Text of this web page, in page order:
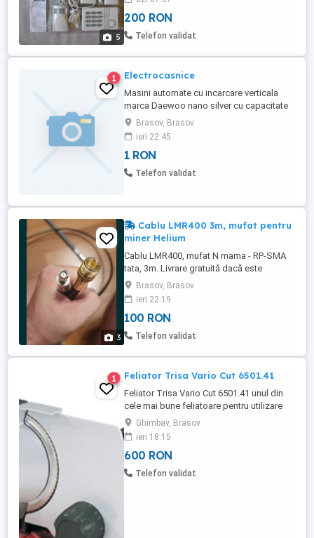
5
Ofer si prospectul original cu ajutorul
caruia se poate monta usor. Este foarte
util pentru cabane si pensiuni care nu au
200 RON
Telefon validat
1 Electrocasnice
Masini automate cu incarcare verticala
marca Daewoo nano silver cu capacitate
mare care are diferite functiuni in stare
buna de functionare.Pret 1500 lei Masina
de spalat Artic A+++nou ,incarcare
orizontala.Pret 2000lei Aragaz Arctic , 4
ochiuri aprindere electric , cuptor cu
Brasov, Brasov
ieri 22:45
1 RON
Telefon validat
3
Cablu LMR400 3m, mufat pentru
miner Helium
Cablu LMR400, mufat N mama - RP-SMA
tata, 3m. Livrare gratuită dacă este
disponibilă (Publi24 oferă o livrare gratuită
pe lună). Pret FIX.
Brasov, Brasov
ieri 22:19
100 RON
Telefon validat
1 Feliator Trisa Vario Cut 6501.41
Feliator Trisa Vario Cut 6501.41 unul din
cele mai bune feliatoare pentru utilizare
casnica Stare - NOU Nu a fost scos din
ambalaj Garantie 24 luni Cutit universal,
ondulat, din otel inox Selectare grosime 0-
23 mm Intrerupator operare
intermitenta/continua Siguranta copii
Ghimbav, Brasov
ieri 18:15
600 RON
Telefon validat